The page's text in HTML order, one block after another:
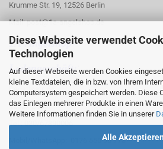
Diese Webseite verwendet
Technologien
Auf dieser Webseite werden Cookies
kleine Textdateien, die in bzw. von Ihrem
Computersystem gespeichert werden. Diese
das Einlegen mehrerer Produkte in einen
Weitere Informationen finden Sie in unserer
Alle Akzeptieren
Krumme Str. 19, 12526 Berlin
Mail: post@1a-angelshop.de
1A-Angelshop-
Ladengeschäft::
Regattastr. 66
12527 Berlin
Tel.: 030/67890006
Mobil/WhatsApp: 0176 550 90 773